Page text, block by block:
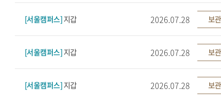
[서울캠퍼스]지갑 2026.07.28 보관
[서울캠퍼스]지갑 2026.07.28 보관
[서울캠퍼스]지갑 2026.07.28 보관